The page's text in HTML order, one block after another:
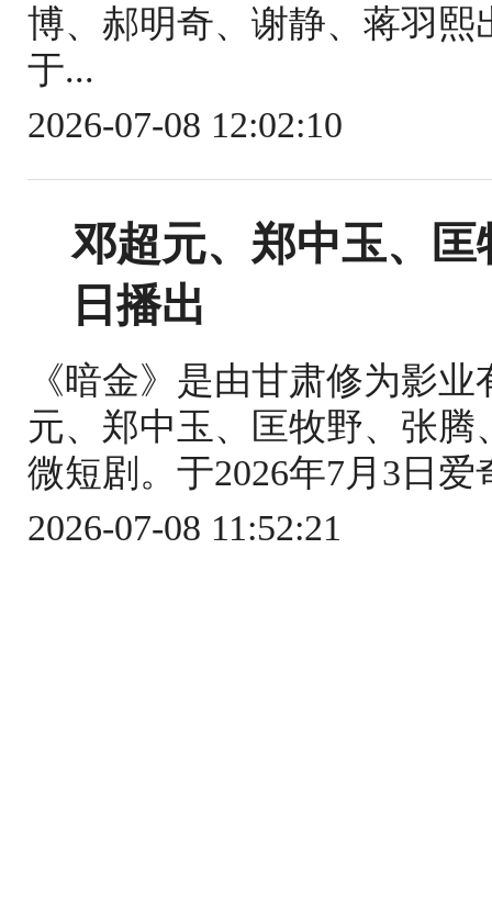
博、郝明奇、谢静、蒋羽
于...
2026-07-08 12:02:10
邓超元、郑中玉、
日播出
《暗金》是由甘肃修为影
元、郑中玉、匡牧野、张
微短剧。于2026年7月3日
2026-07-08 11:52:21